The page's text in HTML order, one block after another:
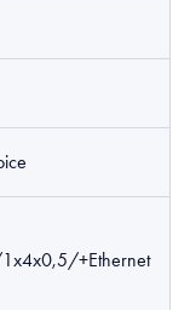
+Ethernet